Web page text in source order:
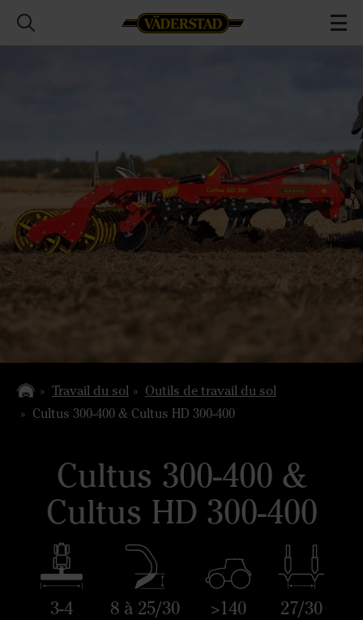
Travail du sol
Outils de travail du sol
Cultus 300-400 & Cultus HD 300-400
Cultus 300-400 &
Cultus HD 300-400
3-4 8 à 25/30 >140 27/30